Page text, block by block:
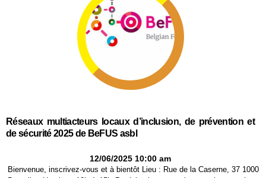
Réseaux multiacteurs locaux d’inclusion, de prévention et
de sécurité 2025 de BeFUS asbl
12/06/2025 10:00 am
Bienvenue, inscrivez-vous et à bientôt Lieu : Rue de la Caserne, 37 1000